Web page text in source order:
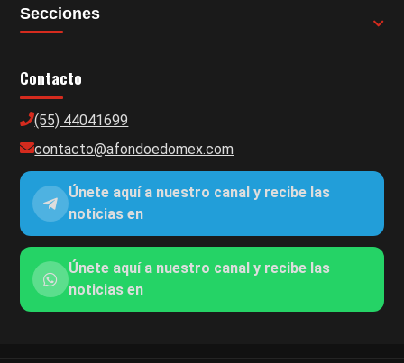
Secciones
Contacto
(55) 44041699
contacto@afondoedomex.com
Únete aquí a nuestro canal y recibe las
noticias en
Únete aquí a nuestro canal y recibe las
noticias en